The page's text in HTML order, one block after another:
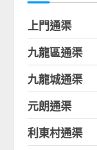
上門通渠
九龍區通渠
九龍城通渠
元朗通渠
利東村通渠